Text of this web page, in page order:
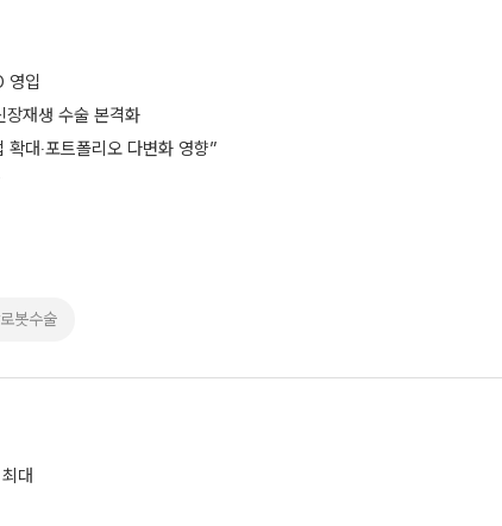
영입
재생 수술 본격화
대‧포트폴리오 다변화 영향”
봇수술
대